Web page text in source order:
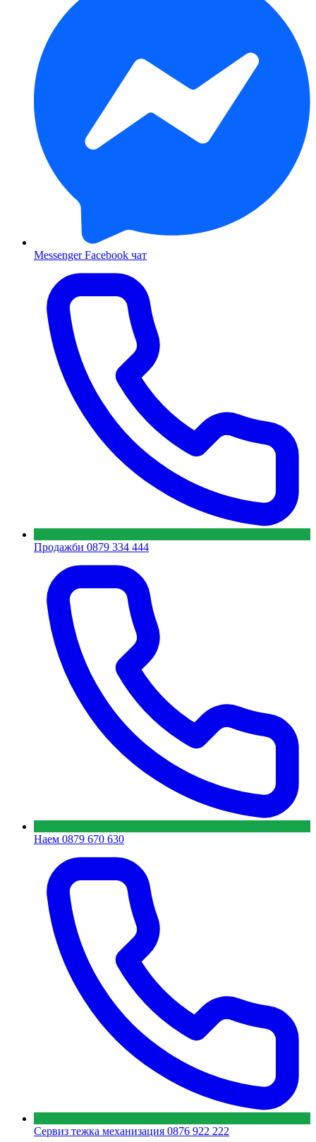
Messenger Facebook чат
Продажби 0879 334 444
Наем 0879 670 630
Сервиз тежка механизация 0876 922 222